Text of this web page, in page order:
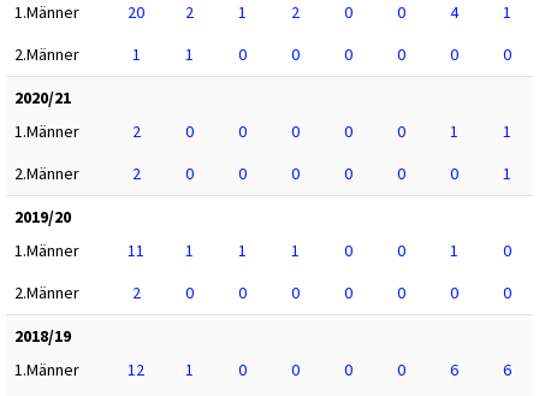
1.Männer
20 2 1 2 0 0 4
1
2.Männer
1 1 0 0 0 0 0
0
2020/21
1.Männer
2 0 0 0 0 0 1
1
2.Männer
2 0 0 0 0 0 0
1
2019/20
1.Männer
11 1 1 1 0 0 1
0
2.Männer
2 0 0 0 0 0 0
0
2018/19
1.Männer
12 1 0 0 0 0 6
6